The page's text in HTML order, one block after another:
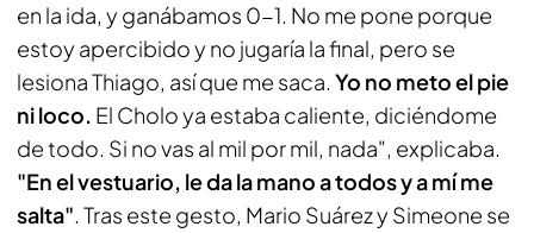
en la ida, y ganábamos 0-1. No me pone porque
estoy apercibido y no jugaría la final, pero se
lesiona Thiago, así que me saca. Yo no meto el pie
ni loco. El Cholo ya estaba caliente, diciéndome
de todo. Si no vas al mil por mil, nada", explicaba.
"En el vestuario, le da la mano a todos y a mí me
salta". Tras este gesto, Mario Suárez y Simeone se